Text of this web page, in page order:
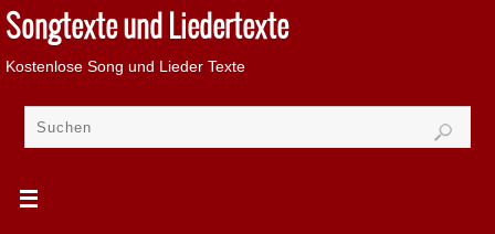
Songtexte und Liedertexte
Kostenlose Song und Lieder Texte